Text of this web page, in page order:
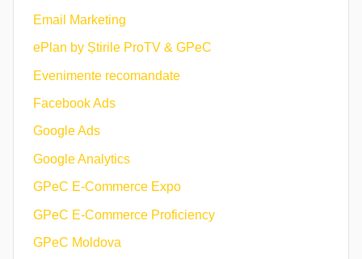
Email Marketing
ePlan by Știrile ProTV & GPeC
Evenimente recomandate
Facebook Ads
Google Ads
Google Analytics
GPeC E-Commerce Expo
GPeC E-Commerce Proficiency
GPeC Moldova